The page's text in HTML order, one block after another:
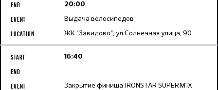
20:00
Выдача велосипедов
ЖК "Завидово", ул.Солнечная улица, 90
16:40
Закрытие финиша IRONSTAR SUPERMIX